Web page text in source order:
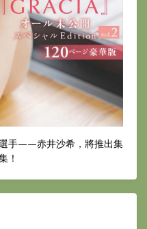
手——赤井沙希，將推出集
！